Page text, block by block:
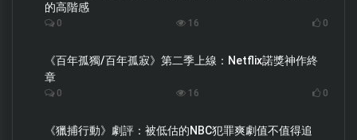
的高階感
0 16 0
《百年孤獨/百年孤寂》第二季上線：Netflix諾獎神作終
章
0 16 0
《獵捕行動》劇評：被低估的NBC犯罪爽劇值不值得追